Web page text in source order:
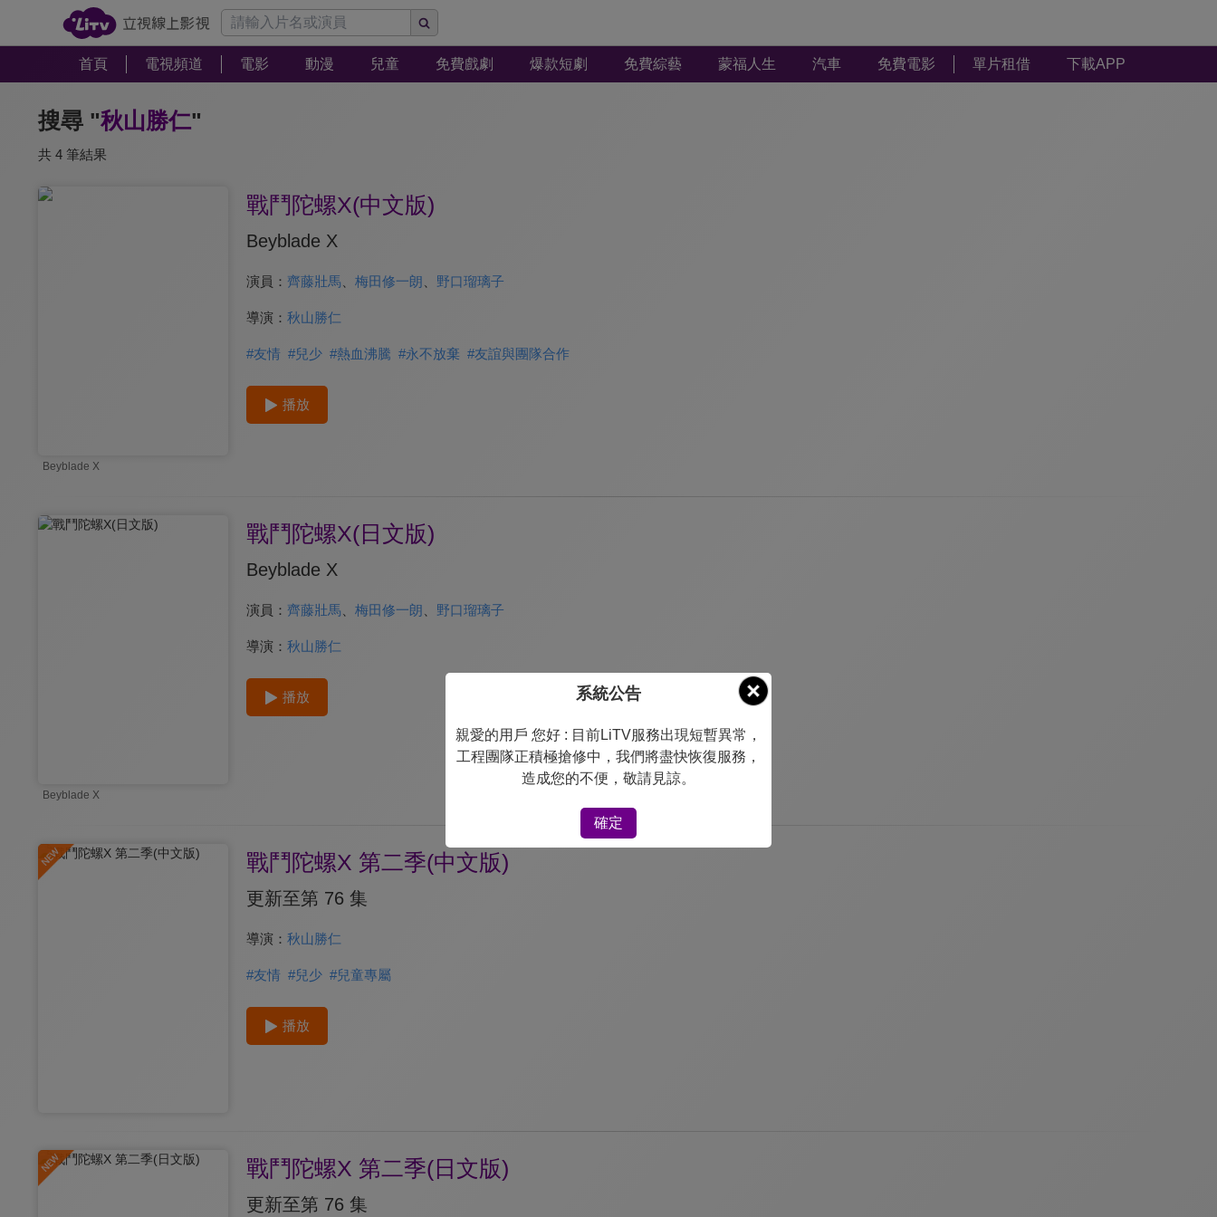
首頁 電視頻道 電影 動漫 兒童 免費戲劇 爆款短劇 免費綜藝 蒙福人生 汽車 免費電影 單片租借 下載APP
搜尋 "秋山勝仁"
共 4 筆結果
Beyblade X
戰鬥陀螺X(中文版)
Beyblade X
演員： 齊藤壯馬 梅田修一朗 野口瑠璃子
導演： 秋山勝仁
#友情 #兒少 #熱血沸騰 #永不放棄 #友誼與團隊合作
播放
Beyblade X
戰鬥陀螺X(日文版)
Beyblade X
演員： 齊藤壯馬 梅田修一朗 野口瑠璃子
導演： 秋山勝仁
播放
戰鬥陀螺X 第二季(中文版)
更新至第 76 集
導演： 秋山勝仁
#友情 #兒少 #兒童專屬
播放
戰鬥陀螺X 第二季(日文版)
更新至第 76 集
系統公告
親愛的用戶 您好 : 目前LiTV服務出現短暫異常，
工程團隊正積極搶修中，我們將盡快恢復服務，
造成您的不便，敬請見諒。
確定